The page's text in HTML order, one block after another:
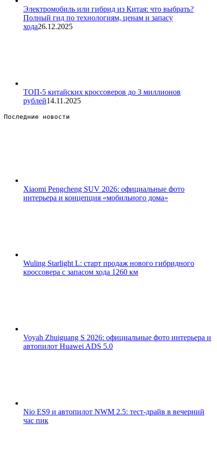
Электромобиль или гибрид из Китая: что выбрать?
Полный гид по технологиям, ценам и запасу
хода26.12.2025
ТОП-5 китайских кроссоверов до 3 миллионов
рублей14.11.2025
Последние новости
Xiaomi Pengcheng SUV 2026: официальные фото
интерьера и концепция «мобильного дома»
Wuling Starlight L: старт продаж нового гибридного
кроссовера с запасом хода 1260 км
Voyah Zhuiguang S 2026: официальные фото интерьера и
автопилот Huawei ADS 5.0
Nio ES9 и автопилот NWM 2.5: тест-драйв в вечерний
час пик